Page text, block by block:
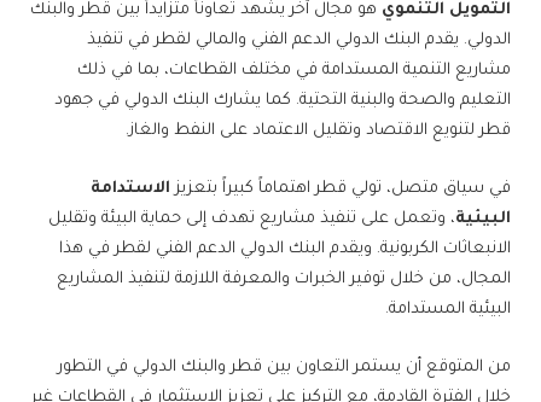
التمويل التنموي هو مجال آخر يشهد تعاوناً متزايداً بين قطر والبنك
الدولي. يقدم البنك الدولي الدعم الفني والمالي لقطر في تنفيذ
مشاريع التنمية المستدامة في مختلف القطاعات، بما في ذلك
التعليم والصحة والبنية التحتية. كما يشارك البنك الدولي في جهود
قطر لتنويع الاقتصاد وتقليل الاعتماد على النفط والغاز.
في سياق متصل، تولي قطر اهتماماً كبيراً بتعزيز الاستدامة
البيئية، وتعمل على تنفيذ مشاريع تهدف إلى حماية البيئة وتقليل
الانبعاثات الكربونية. ويقدم البنك الدولي الدعم الفني لقطر في هذا
المجال، من خلال توفير الخبرات والمعرفة اللازمة لتنفيذ المشاريع
البيئية المستدامة.
من المتوقع أن يستمر التعاون بين قطر والبنك الدولي في التطور
خلال الفترة القادمة، مع التركيز على تعزيز الاستثمار في القطاعات غير